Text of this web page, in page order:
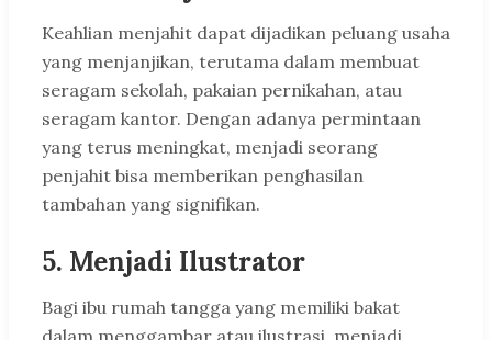
Keahlian menjahit dapat dijadikan peluang usaha
yang menjanjikan, terutama dalam membuat
seragam sekolah, pakaian pernikahan, atau
seragam kantor. Dengan adanya permintaan
yang terus meningkat, menjadi seorang
penjahit bisa memberikan penghasilan
tambahan yang signifikan.
5. Menjadi Ilustrator
Bagi ibu rumah tangga yang memiliki bakat
dalam menggambar atau ilustrasi, menjadi